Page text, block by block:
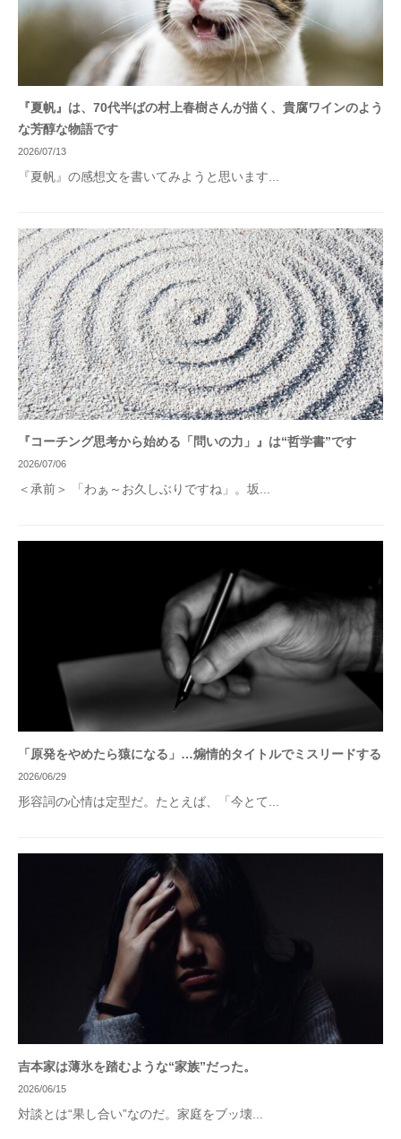
『夏帆』は、70代半ばの村上春樹さんが描く、貴腐ワインのよう
な芳醇な物語です
2026/07/13
『夏帆』の感想文を書いてみようと思います...
『コーチング思考から始める「問いの力」』は“哲学書”です
2026/07/06
＜承前＞ 「わぁ～お久しぶりですね」。坂...
「原発をやめたら猿になる」…煽情的タイトルでミスリードする
2026/06/29
形容詞の心情は定型だ。たとえば、「今とて...
吉本家は薄氷を踏むような“家族”だった。
2026/06/15
対談とは“果し合い”なのだ。家庭をブッ壊...